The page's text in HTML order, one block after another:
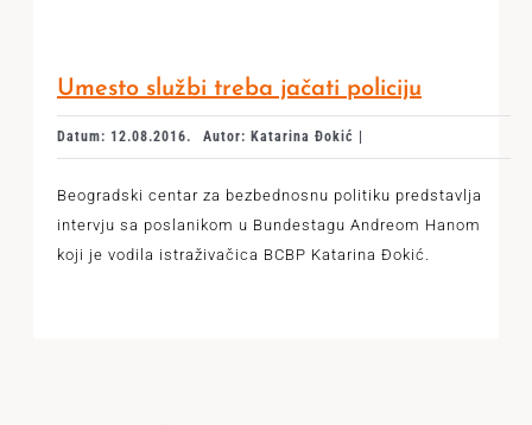
Umesto službi treba jačati policiju
Datum: 12.08.2016. Autor: Katarina Đokić |
Beogradski centar za bezbednosnu politiku predstavlja
intervju sa poslanikom u Bundestagu Andreom Hanom
koji je vodila istraživačica BCBP Katarina Đokić.